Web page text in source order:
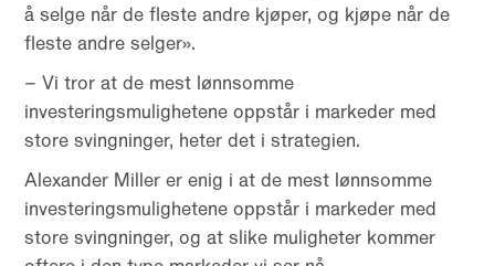
å selge når de fleste andre kjøper, og kjøpe når de
fleste andre selger».
– Vi tror at de mest lønnsomme
investeringsmulighetene oppstår i markeder med
store svingninger, heter det i strategien.
Alexander Miller er enig i at de mest lønnsomme
investeringsmulighetene oppstår i markeder med
store svingninger, og at slike muligheter kommer